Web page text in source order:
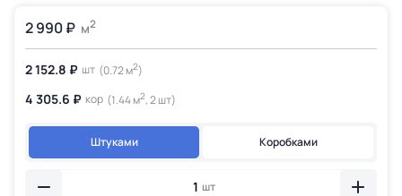
2 990 ₽ м2
2 152.8 ₽ шт (0.72 м2)
4 305.6 ₽ кор (1.44 м2, 2 шт)
Штуками Коробками
шт